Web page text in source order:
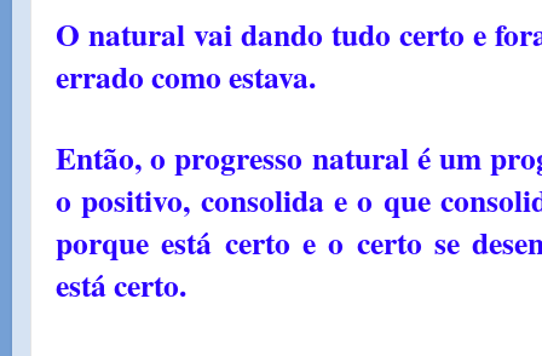
O natural vai dando tudo certo e
errado como estava.
Então, o progresso natural é um
o positivo, consolida e o que
porque está certo e o certo se
está certo.